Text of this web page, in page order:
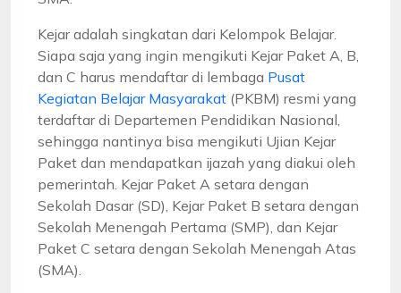
Kejar adalah singkatan dari Kelompok Belajar.
Siapa saja yang ingin mengikuti Kejar Paket A, B,
dan C harus mendaftar di lembaga Pusat
Kegiatan Belajar Masyarakat (PKBM) resmi yang
terdaftar di Departemen Pendidikan Nasional,
sehingga nantinya bisa mengikuti Ujian Kejar
Paket dan mendapatkan ijazah yang diakui oleh
pemerintah. Kejar Paket A setara dengan
Sekolah Dasar (SD), Kejar Paket B setara dengan
Sekolah Menengah Pertama (SMP), dan Kejar
Paket C setara dengan Sekolah Menengah Atas
(SMA).